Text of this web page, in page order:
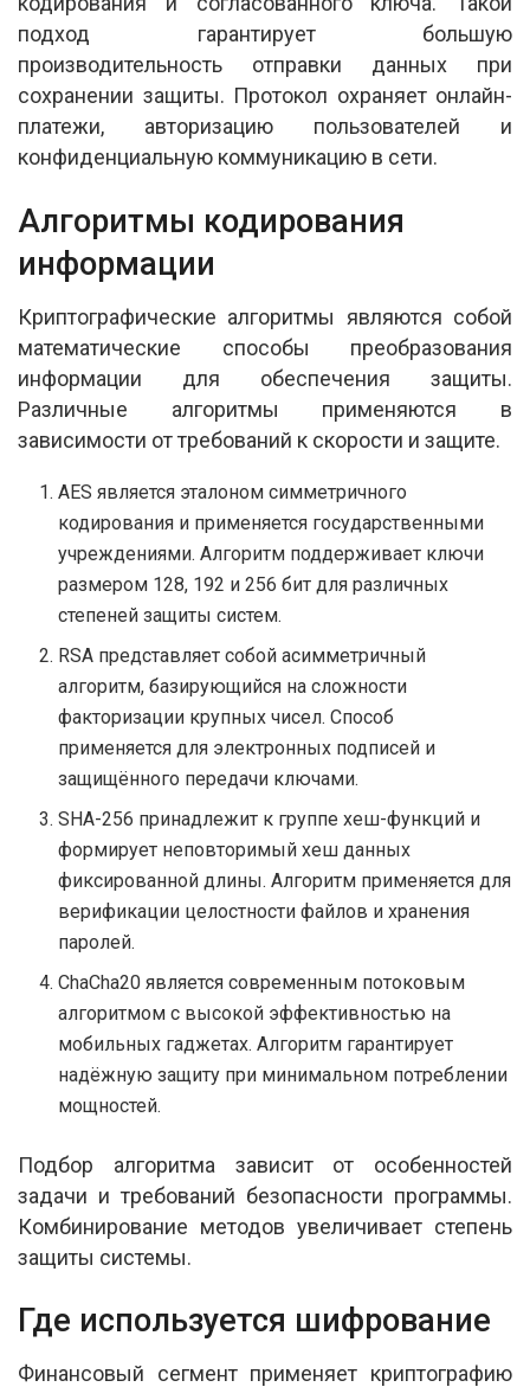
подход гарантирует большую
производительность отправки данных при
сохранении защиты. Протокол охраняет онлайн-
платежи, авторизацию пользователей и
конфиденциальную коммуникацию в сети.
Алгоритмы кодирования
информации
Криптографические алгоритмы являются собой
математические способы преобразования
информации для обеспечения защиты.
Различные алгоритмы применяются в
зависимости от требований к скорости и защите.
AES является эталоном симметричного
кодирования и применяется государственными
учреждениями. Алгоритм поддерживает ключи
размером 128, 192 и 256 бит для различных
степеней защиты систем.
RSA представляет собой асимметричный
алгоритм, базирующийся на сложности
факторизации крупных чисел. Способ
применяется для электронных подписей и
защищённого передачи ключами.
SHA-256 принадлежит к группе хеш-функций и
формирует неповторимый хеш данных
фиксированной длины. Алгоритм применяется для
верификации целостности файлов и хранения
паролей.
ChaCha20 является современным потоковым
алгоритмом с высокой эффективностью на
мобильных гаджетах. Алгоритм гарантирует
надёжную защиту при минимальном потреблении
мощностей.
Подбор алгоритма зависит от особенностей
задачи и требований безопасности программы.
Комбинирование методов увеличивает степень
защиты системы.
Где используется шифрование
Финансовый сегмент применяет криптографию